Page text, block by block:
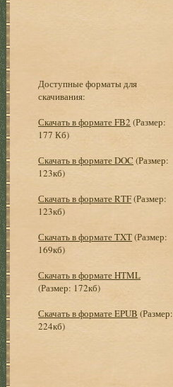
Доступные форматы для
скачивания:
Скачать в формате FB2 (Размер:
177 Кб)
Скачать в формате DOC (Размер:
123кб)
Скачать в формате RTF(Размер:
123кб)
Скачать в формате TXT(Размер:
169кб)
Скачать в формате HTML
(Размер: 172кб)
Скачать в формате EPUB (Размер:
224кб)